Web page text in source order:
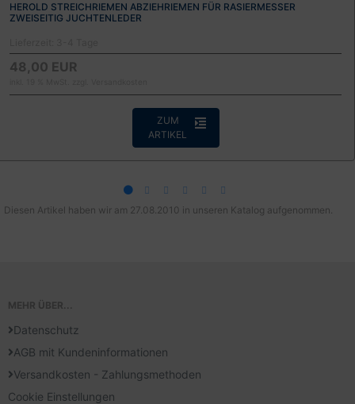
HEROLD STREICHRIEMEN ABZIEHRIEMEN FÜR RASIERMESSER
ZWEISEITIG JUCHTENLEDER
48,00 EUR
ZUM
ARTIKEL
Diesen Artikel haben wir am 27.08.2010 in unseren Katalog aufgenommen.
MEHR ÜBER...
Datenschutz
AGB mit Kundeninformationen
Versandkosten - Zahlungsmethoden
Cookie Einstellungen